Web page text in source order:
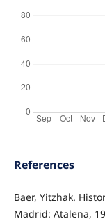
References
Baer, Yitzhak.
Madrid: Atalena,